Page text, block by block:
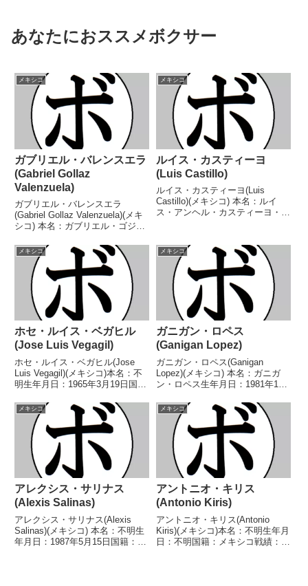
あなたにおススメボクサー
メキシコ
ガブリエル・バレンスエラ
(Gabriel Gollaz
Valenzuela)
ガブリエル・バレンスエラ
(Gabriel Gollaz Valenzuela)(メキ
シコ) 本名：ガブリエル・ゴジャ
1994年10月18日国籍：メキシコ
戦績：38戦32勝(18KO)5敗1
分 【獲得タイトル】WBC...
メキシコ
ルイス・カスティーヨ
(Luis Castillo)
ルイス・カスティーヨ(Luis
Castillo)(メキシコ) 本名：ルイ
ス・アンヘル・カスティーヨ・ソ
(14KO)1敗1分 【獲得タイトル】
なし 【戦歴】2014/04/11...
メキシコ
ホセ・ルイス・ベガヒル
(Jose Luis Vegagil)
ホセ・ルイス・ベガヒル(Jose
Luis Vegagil)(メキシコ)本名：不
明生年月日：1965年3月19日国
(18KO)18敗2分【獲得タイトル】
米-カリフォルニア州スーパーバ
ンタム級王座【戦歴】1985...
メキシコ
ガニガン・ロペス
(Ganigan Lopez)
ガニガン・ロペス(Ganigan
Lopez)(メキシコ) 本名：ガニガ
ン・ロペス生年月日：1981年11
戦38勝(19KO)14敗 【獲得タイト
ル】WBCカリブ海ミニマム級王
座WBCラテンアメリカフライ級
シ...
メキシコ
アレクシス・サリナス
(Alexis Salinas)
アレクシス・サリナス(Alexis
Salinas)(メキシコ) 本名：不明生
年月日：1987年5月15日国籍：メ
メキシコ
アントニオ・キリス
(Antonio Kiris)
アントニオ・キリス(Antonio
Kiris)(メキシコ)本名：不明生年月
日：不明国籍：メキシコ戦績：